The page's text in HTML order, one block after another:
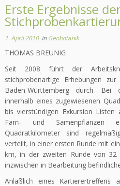
Erste Ergebnisse
1. April 2010inGeobotanik
THOMAS BREUNIG
Seit 2008 führt der
stichprobenartige Erhebungen
Baden-Württemberg durch. Bei
innerhalb eines zugewiesenen
bis vierstündigen Exkursion
Farn- und Samenpflanzen
Quadratkilometer sind
verteilt, in einer ersten Runde mit
km, in der zweiten Runde von
inzwischen in Bearbeitung
Anläßlich eines Kartierertreffens